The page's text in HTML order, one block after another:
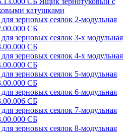
катушками
зерновых сеялок 2-модульная
СБ
зерновых сеялок 3-х модульная
СБ
зерновых сеялок 4-х модульная
СБ
зерновых сеялок 5-модульная
СБ
зерновых сеялок 6-модульная
СБ
зерновых сеялок 7-модульная
СБ
зерновых сеялок 8-модульная